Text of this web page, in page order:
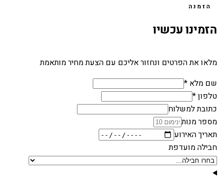
הזמנה
הזמינו עכשיו
מלאו את הפרטים ונחזור אליכם עם הצעת מחיר מותאמת
שם מלא *
טלפון *
כתובת למשלוח
מספר מנות
תאריך האירוע
חבילה מועדפת